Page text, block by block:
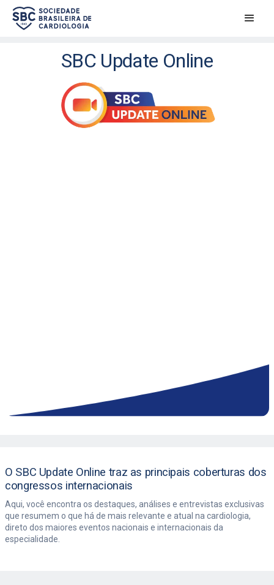
SBC Update Online
O SBC Update Online traz as principais coberturas dos
congressos internacionais
Aqui, você encontra os destaques, análises e entrevistas exclusivas
que resumem o que há de mais relevante e atual na cardiologia,
direto dos maiores eventos nacionais e internacionais da
especialidade.